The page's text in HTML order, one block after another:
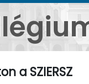
-
a SZIERSZ